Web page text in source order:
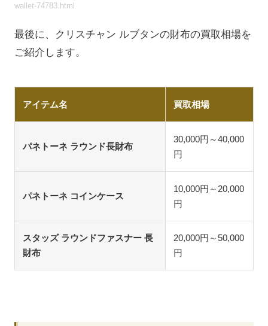
wallet-74783.html
最後に、クリスチャン ルブタンの財布の買取相場を
ご紹介します。
アイテム名 買取相場
パネトーネ ラウンド長財布
30,000円～40,000
円
パネトーネ コインケース
10,000円～20,000
円
スタッズ ラウンドファスナー 長
財布
20,000円～50,000
円